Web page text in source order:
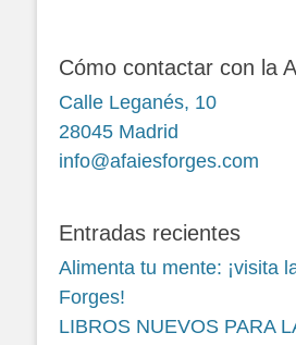
Cómo contactar con la
Calle Leganés, 10
28045 Madrid
info@afaiesforges.com
Entradas recientes
Alimenta tu mente: ¡visita
Forges!
LIBROS NUEVOS PARA